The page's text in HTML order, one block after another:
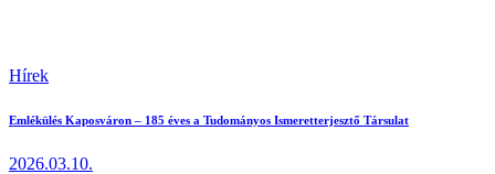
Hírek
Emlékülés Kaposváron – 185 éves a Tudományos Ismeretterjesztő Társulat
2026.03.10.